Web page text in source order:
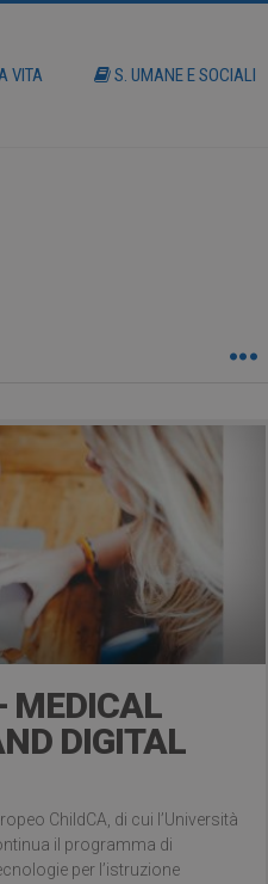
VITA S. UMANE E SOCIALI
MEDICAL
DIGITAL
ChildCA, di cui l’Università
il programma di
per l’istruzione